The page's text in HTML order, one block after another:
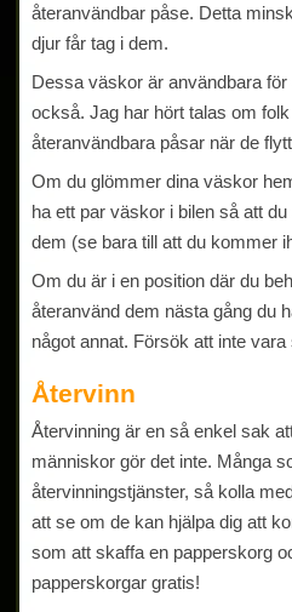
återanvändbar påse. Detta
djur får tag i dem.
Dessa väskor är användbara
också. Jag har hört talas om
återanvändbara påsar när de
Om du glömmer dina väskor
ha ett par väskor i bilen så att
dem (se bara till att du kommer
Om du är i en position där du
återanvänd dem nästa gång du
något annat. Försök att inte
Återvinn
Återvinning är en så enkel sak
människor gör det inte. Många
återvinningstjänster, så kolla
att se om de kan hjälpa dig att
som att skaffa en papperskorg
papperskorgar gratis!